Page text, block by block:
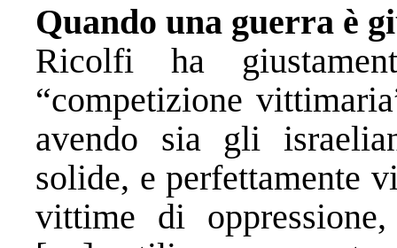
Quando una guerra è
Ricolfi ha
“competizione
avendo sia gli
solide, e perfettamente
vittime di